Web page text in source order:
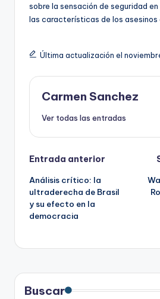
sobre la sensación de seguridad
las características de los asesinos
Última actualización el
Carmen Sanchez
Ver todas las entradas
Navegación
de
entradas
Entrada anterior
Análisis crítico: la
ultraderecha de Brasil
y su efecto en la
democracia
Buscar